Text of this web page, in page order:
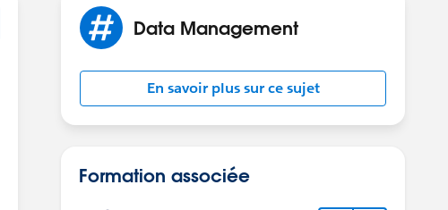
Data Management
En savoir plus sur ce sujet
Formation associée